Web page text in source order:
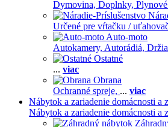
Dymovina, Doplnky,
Určené pre vŕtačku /
Auto-moto
Autokamery, Autorádiá,
Ostatné
... viac
Obrana
Ochranné spreje, ... viac
Nábytok a zariadenie domácnosti a
Nábytok a zariadenie domácnosti a